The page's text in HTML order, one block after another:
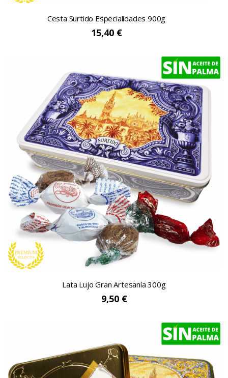
Cesta Surtido Especialidades 900g
15,40 €
Lata Lujo Gran Artesanía 300g
9,50 €